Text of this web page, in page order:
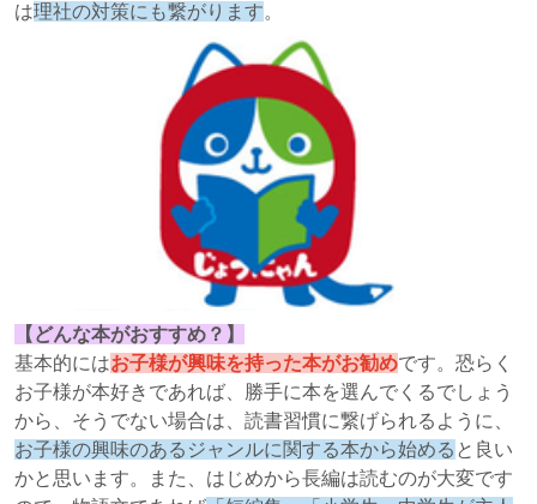
は理社の対策にも繋がります。
【どんな本がおすすめ？】
基本的にはお子様が興味を持った本がお勧めです。恐らく
お子様が本好きであれば、勝手に本を選んでくるでしょう
から、そうでない場合は、読書習慣に繋げられるように、
お子様の興味のあるジャンルに関する本から始める と良い
かと思います。また、はじめから長編は読むのが大変です